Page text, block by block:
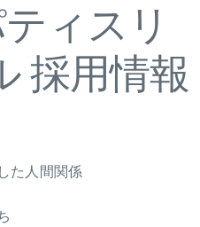
ィスリ
採用情報
た人間関係